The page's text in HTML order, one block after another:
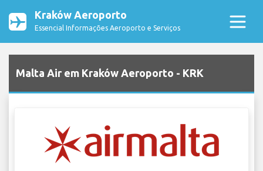
Kraków Aeroporto
Essencial Informações Aeroporto e Serviços
Malta Air em Kraków Aeroporto - KRK